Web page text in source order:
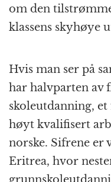
om den
klassens skyhøye
Hvis man ser på
har halvparten av
skole­utdanning,
høyt kvalifisert
norske. Sifrene er
Eritrea, hvor